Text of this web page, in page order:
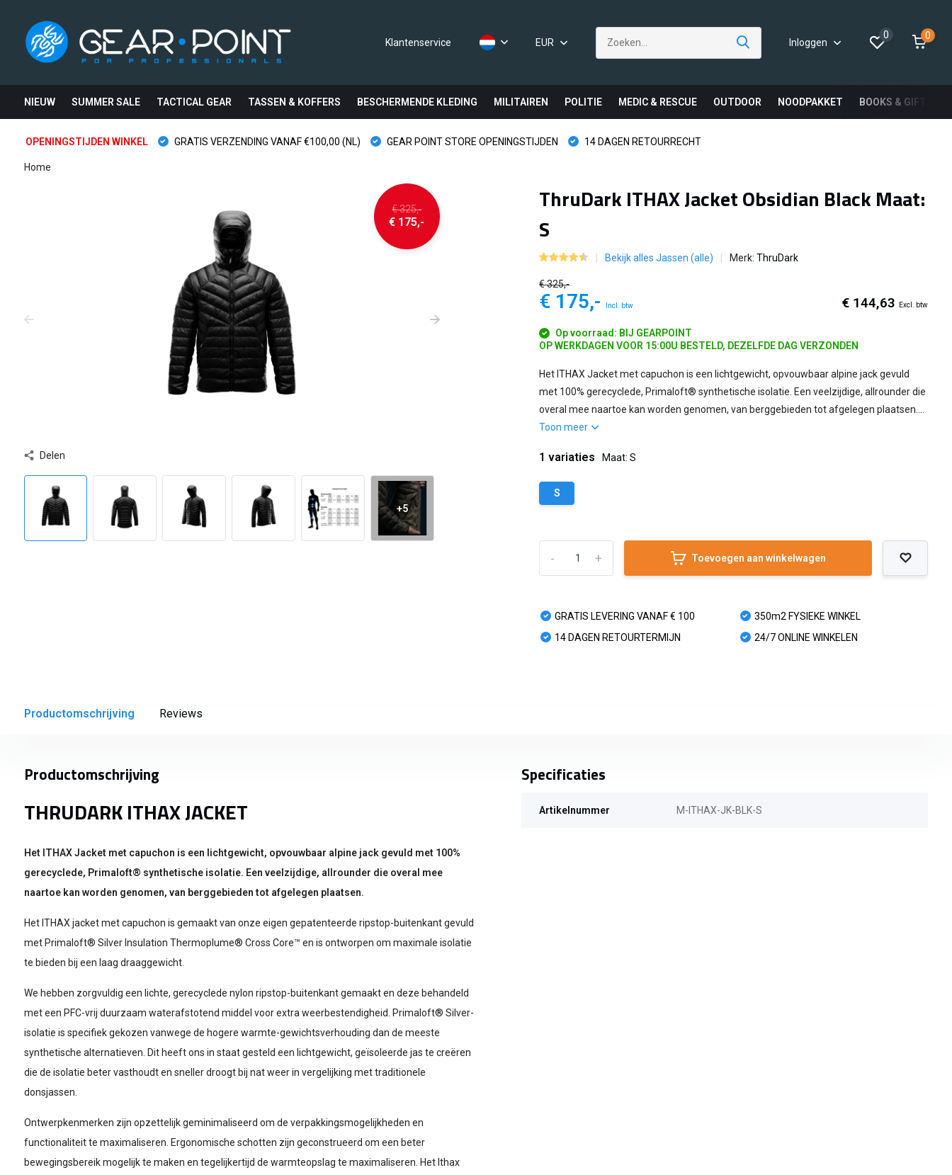
Klantenservice EUR Inloggen
0 0
NIEUW SUMMER SALE TACTICAL GEAR TASSEN & KOFFERS BESCHERMENDE KLEDING MILITAIREN POLITIE MEDIC & RESCUE OUTDOOR NOODPAKKET BOOKS & GIFTS
OPENINGSTIJDEN WINKEL GRATIS VERZENDING VANAF €100,00 (NL) GEAR POINT STORE OPENINGSTIJDEN 14 DAGEN RETOURRECHT
Home
€ 325,-
€ 175,-
Delen
+5
ThruDark ITHAX Jacket Obsidian Black Maat:
S
Bekijk alles Jassen (alle) Merk:ThruDark
€ 325,-
€ 175,- Incl. btw € 144,63 Excl. btw
Op voorraad: BIJ GEARPOINT
OP WERKDAGEN VOOR 15:00U BESTELD, DEZELFDE DAG VERZONDEN
Het ITHAX Jacket met capuchon is een lichtgewicht, opvouwbaar alpine jack gevuld
met 100% gerecyclede, Primaloft® synthetische isolatie. Een veelzijdige, allrounder die
overal mee naartoe kan worden genomen, van berggebieden tot afgelegen plaatsen....
Toon meer
1 variaties Maat: S
S
+
- Toevoegen aan winkelwagen
GRATIS LEVERING VANAF € 100
14 DAGEN RETOURTERMIJN
350m2 FYSIEKE WINKEL
24/7 ONLINE WINKELEN
Productomschrijving Reviews
Productomschrijving
THRUDARK ITHAX JACKET
Het ITHAX Jacket met capuchon is een lichtgewicht, opvouwbaar alpine jack gevuld met 100%
gerecyclede, Primaloft® synthetische isolatie. Een veelzijdige, allrounder die overal mee
naartoe kan worden genomen, van berggebieden tot afgelegen plaatsen.
Het ITHAX jacket met capuchon is gemaakt van onze eigen gepatenteerde ripstop-buitenkant gevuld
met Primaloft® Silver Insulation Thermoplume® Cross Core™ en is ontworpen om maximale isolatie
te bieden bij een laag draaggewicht.
We hebben zorgvuldig een lichte, gerecyclede nylon ripstop-buitenkant gemaakt en deze behandeld
met een PFC-vrij duurzaam waterafstotend middel voor extra weerbestendigheid. Primaloft® Silver-
isolatie is specifiek gekozen vanwege de hogere warmte-gewichtsverhouding dan de meeste
synthetische alternatieven. Dit heeft ons in staat gesteld een lichtgewicht, geïsoleerde jas te creëren
die de isolatie beter vasthoudt en sneller droogt bij nat weer in vergelijking met traditionele
donsjassen.
Ontwerpkenmerken zijn opzettelijk geminimaliseerd om de verpakkingsmogelijkheden en
functionaliteit te maximaliseren. Ergonomische schotten zijn geconstrueerd om een ​​beter
bewegingsbereik mogelijk te maken en tegelijkertijd de warmteopslag te maximaliseren. Het Ithax
Specificaties
Artikelnummer M-ITHAX-JK-BLK-S